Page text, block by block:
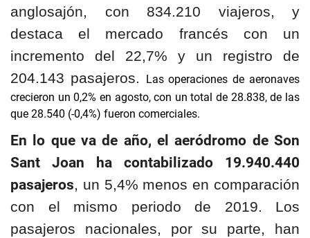
anglosajón, con 834.210 viajeros, y
destaca el mercado francés con un
incremento del 22,7% y un registro de
204.143 pasajeros.
Las operaciones de aeronaves
crecieron un 0,2% en agosto, con un total de 28.838, de las
que 28.540 (-0,4%) fueron comerciales.
En lo que va de año, el aeródromo de Son
Sant Joan ha contabilizado 19.940.440
pasajeros, un 5,4% menos en comparación
con el mismo periodo de 2019. Los
pasajeros nacionales, por su parte, han